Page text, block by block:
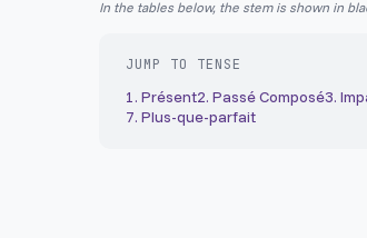
In the tables below, the stem is shown in
JUMP TO TENSE
1. Présent2. Passé Composé3.
7. Plus-que-parfait